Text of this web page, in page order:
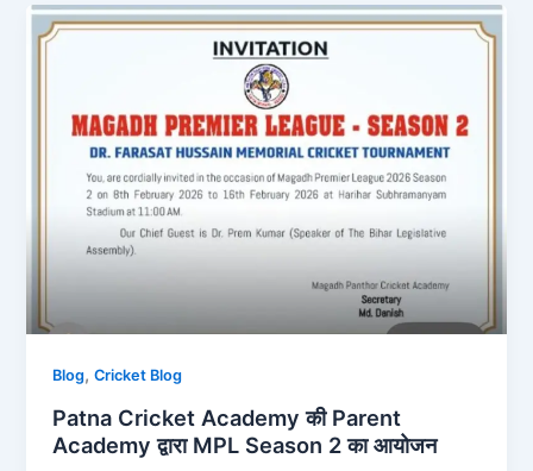
Blog,Cricket Blog
Patna Cricket Academy की Parent
Academy द्वारा MPL Season 2 का आयोजन